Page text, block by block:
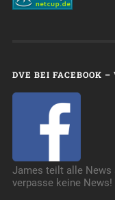
DVE BEI FACEBOOK –
James teilt alle News
verpasse keine News!